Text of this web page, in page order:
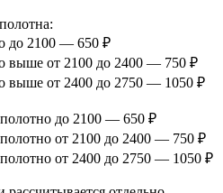
до 2100 — 650 ₽
выше от 2100 до 2400 — 750 ₽
выше от 2400 до 2750 — 1050 ₽
до 2100 — 650 ₽
от 2100 до 2400 — 750 ₽
от 2400 до 2750 — 1050 ₽